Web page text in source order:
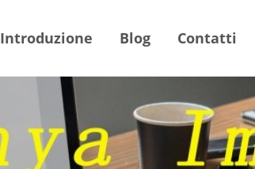
Introduzione Blog Contatti